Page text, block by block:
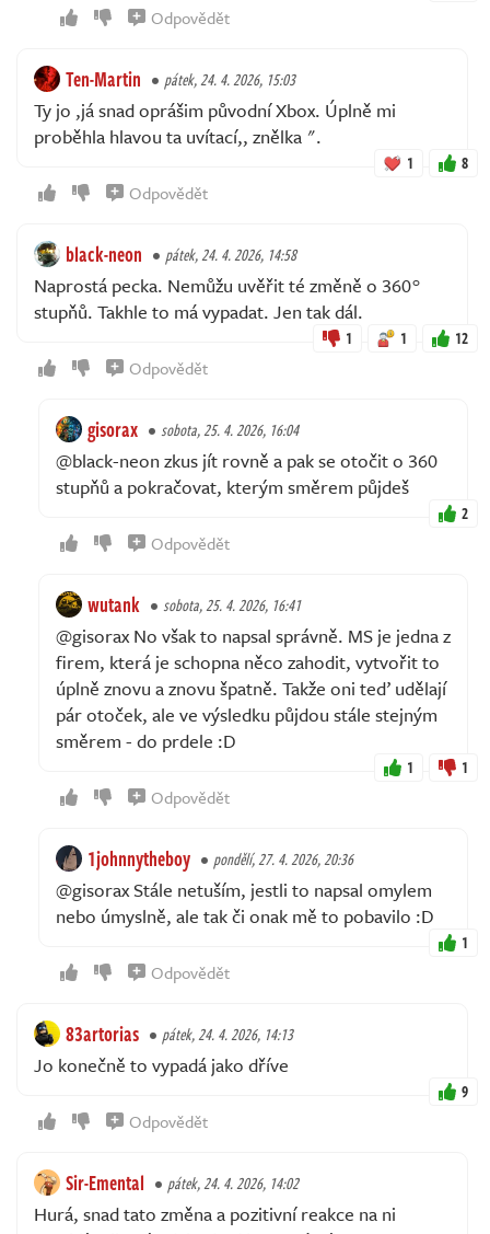
Odpovědět
Ten-Martin pátek, 24. 4. 2026, 15:03
Ty jo ,já snad oprášim původní Xbox. Úplně mi
proběhla hlavou ta uvítací,, znělka ".
1 8
Odpovědět
black-neon pátek, 24. 4. 2026, 14:58
Naprostá pecka. Nemůžu uvěřit té změně o 360°
stupňů. Takhle to má vypadat. Jen tak dál.
1 1 12
Odpovědět
gisorax sobota, 25. 4. 2026, 16:04
@black-neon zkus jít rovně a pak se otočit o 360
stupňů a pokračovat, kterým směrem půjdeš
2
Odpovědět
wutank sobota, 25. 4. 2026, 16:41
@gisorax No však to napsal správně. MS je jedna z
firem, která je schopna něco zahodit, vytvořit to
úplně znovu a znovu špatně. Takže oni teď udělají
pár otoček, ale ve výsledku půjdou stále stejným
směrem - do prdele :D
1 1
Odpovědět
1johnnytheboy pondělí, 27. 4. 2026, 20:36
@gisorax Stále netuším, jestli to napsal omylem
nebo úmyslně, ale tak či onak mě to pobavilo :D
1
Odpovědět
83artorias pátek, 24. 4. 2026, 14:13
Jo konečně to vypadá jako dříve
9
Odpovědět
Sir-Emental pátek, 24. 4. 2026, 14:02
Hurá, snad tato změna a pozitivní reakce na ni